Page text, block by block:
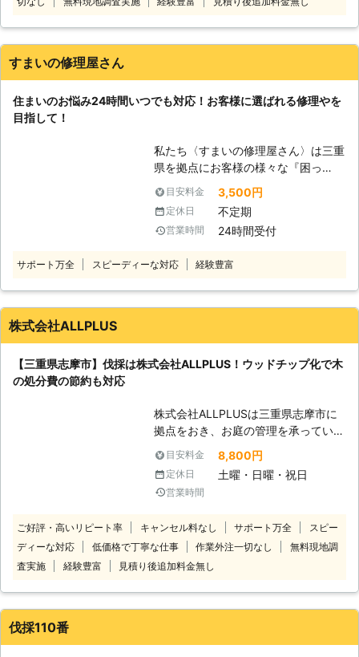
さい★
すまいの修理屋さん
住まいのお悩み24時間いつでも対応！お客様に選ばれる修理やを
目指して！
私たち〈すまいの修理屋さん〉は三重
県を拠点にお客様の様々な『困っ
た！』にお応えしております。 リフ
ォーム全般・内装工事・ハウスクリー
ニング・剪定・伐採etc... お電話一本
で、お客様のお困り事を『親切・丁
に密着したサービスでお客様の『困っ
屋さんでは剪定・伐採のご依頼も承っ
い』 『高齢で体力的に困難』 『迅速
に対応してほしい』 『なるべく安く
済ませたい』 『定期的に頼みたい』
etc... 剪定・伐採のご相談は『安心価
格・迅速対応』のすまいの修理屋さん
目安料金 3,500円
定休日 不定期
営業時間 24時間受付
サポート万全 スピーディーな対応 経験豊富
株式会社ALLPLUS
【三重県志摩市】伐採は株式会社ALLPLUS！ウッドチップ化で木
の処分費の節約も対応
株式会社ALLPLUSは三重県志摩市に
拠点をおき、お庭の管理を承っていま
す。伐採したい木があるときには当店
にご依頼くださ
い。
【伐採は
業者に任せてスッキリ！伐根から処分
まで対応】 「大きく育ちすぎた庭
ある」 「庭を新しく作り直したい」
だけでなく、根を掘り起こしたり、処
目安料金 8,800円
定休日 土曜・日曜・祝日
営業時間
ご好評・高いリピート率 キャンセル料なし サポート万全
スピー
ディーな対応
低価格で丁寧な仕事 作業外注一切なし
無料現地調
査実施
経験豊富 見積り後追加料金無し
伐採110番